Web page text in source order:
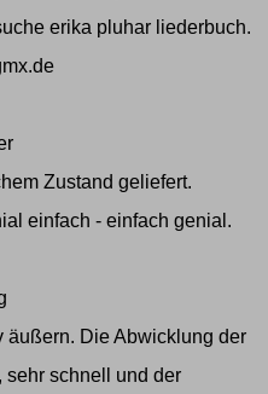
erika pluhar liederbuch.
Zustand geliefert.
einfach - einfach genial.
äußern. Die Abwicklung der
sehr schnell und der